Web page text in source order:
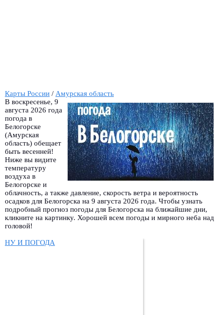
Карты России / Амурская область
В воскресенье, 9
августа 2026 года
погода в
Белогорске
(Амурская
область) обещает
быть весенней!
Ниже вы видите
температуру
воздуха в
Белогорске и
облачность, а также давление, скорость ветра и вероятность
осадков для Белогорска на 9 августа 2026 года. Чтобы узнать
подробный прогноз погоды для Белогорска на ближайшие дни,
кликните на картинку. Хорошей всем погоды и мирного неба над
головой!
НУ И ПОГОДА